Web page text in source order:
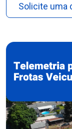
Solicite uma